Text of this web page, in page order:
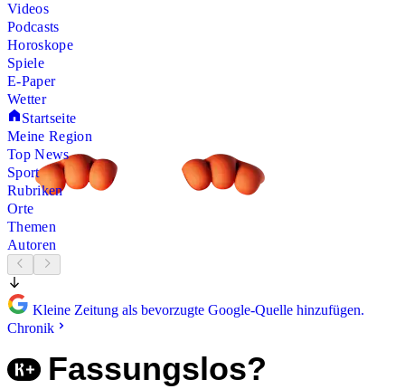
Videos
Podcasts
Horoskope
Spiele
E-Paper
Wetter
Startseite
Meine Region
Top News
Sport
Rubriken
Orte
Themen
Autoren
Kleine Zeitung als bevorzugte Google-Quelle hinzufügen.
Chronik
Fassungslos?